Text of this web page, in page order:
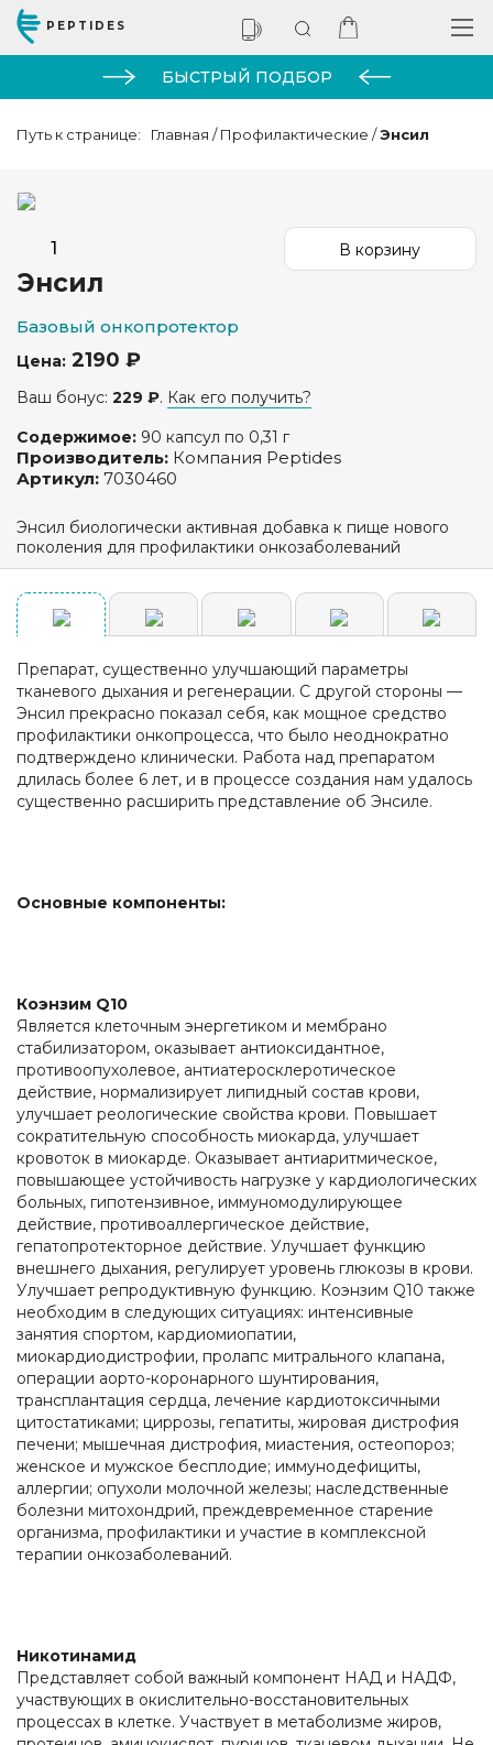
PEPTIDES
БЫСТРЫЙ ПОДБОР
Путь к странице: Главная / Профилактические /Энсил
Энсил
Базовый онкопротектор
Цена: 2190 ₽
Ваш бонус: 229 ₽. Как его получить?
Содержимое: 90 капсул по 0,31 г
Производитель: Компания Peptides
Артикул: 7030460
Энсил биологически активная добавка к пище нового
поколения для профилактики онкозаболеваний
Препарат, существенно улучшающий параметры
тканевого дыхания и регенерации. С другой стороны —
Энсил прекрасно показал себя, как мощное средство
профилактики онкопроцесса, что было неоднократно
подтверждено клинически. Работа над препаратом
длилась более 6 лет, и в процессе создания нам удалось
существенно расширить представление об Энсиле.
Основные компоненты:
Коэнзим Q10
Является клеточным энергетиком и мембрано
стабилизатором, оказывает антиоксидантное,
противоопухолевое, антиатеросклеротическое
действие, нормализирует липидный состав крови,
улучшает реологические свойства крови. Повышает
сократительную способность миокарда, улучшает
кровоток в миокарде. Оказывает антиаритмическое,
повышающее устойчивость нагрузке у кардиологических
больных, гипотензивное, иммуномодулирующее
действие, противоаллергическое действие,
гепатопротекторное действие. Улучшает функцию
внешнего дыхания, регулирует уровень глюкозы в крови.
Улучшает репродуктивную функцию. Коэнзим Q10 также
необходим в следующих ситуациях: интенсивные
занятия спортом, кардиомиопатии,
миокардиодистрофии, пролапс митрального клапана,
операции аорто-коронарного шунтирования,
трансплантация сердца, лечение кардиотоксичными
цитостатиками; циррозы, гепатиты, жировая дистрофия
печени; мышечная дистрофия, миастения, остеопороз;
женское и мужское бесплодие; иммунодефициты,
аллергии; опухоли молочной железы; наследственные
болезни митохондрий, преждевременное старение
организма, профилактики и участие в комплексной
терапии онкозаболеваний.
Никотинамид
Представляет собой важный компонент НАД и НАДФ,
участвующих в окислительно-восстановительных
процессах в клетке. Участвует в метаболизме жиров,